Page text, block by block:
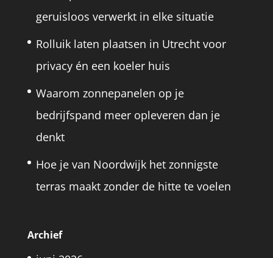
geruisloos verwerkt in elke situatie
Rolluik laten plaatsen in Utrecht voor
privacy én een koeler huis
Waarom zonnepanelen op je
bedrijfspand meer opleveren dan je
denkt
Hoe je van Noordwijk het zonnigste
terras maakt zonder de hitte te voelen
Archief